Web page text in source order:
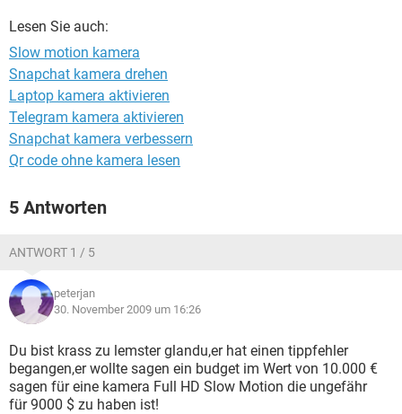
Lesen Sie auch:
Slow motion kamera
Snapchat kamera drehen
Laptop kamera aktivieren
Telegram kamera aktivieren
Snapchat kamera verbessern
Qr code ohne kamera lesen
5 Antworten
ANTWORT 1 / 5
peterjan
30. November 2009 um 16:26
Du bist krass zu lemster glandu,er hat einen tippfehler
begangen,er wollte sagen ein budget im Wert von 10.000 €
sagen für eine kamera Full HD Slow Motion die ungefähr
für 9000 $ zu haben ist!